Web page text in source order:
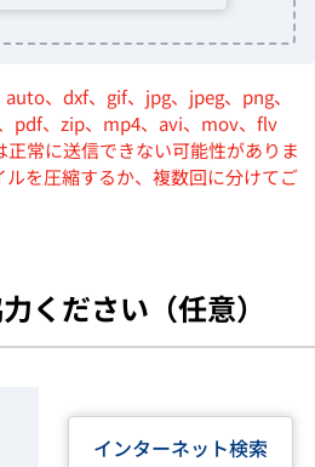
、dxf、gif、jpg、jpeg、png、
pdf、zip、mp4、avi、mov、flv
常に送信できない可能性がありま
を圧縮するか、複数回に分けてご
ください（任意）
インターネット検索